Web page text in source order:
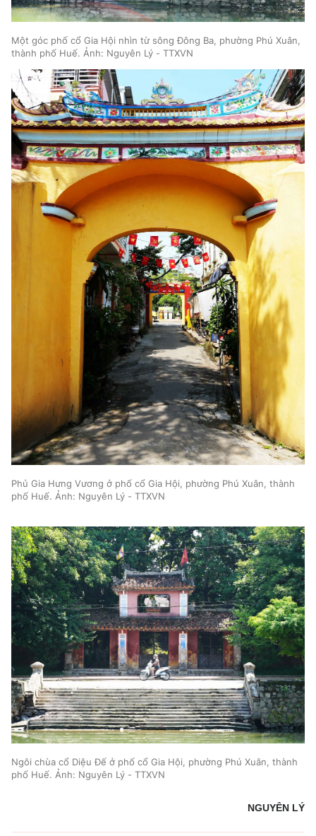
Một góc phố cổ Gia Hội nhìn từ sông Đông Ba, phường Phú Xuân,
thành phố Huế. Ảnh: Nguyên Lý - TTXVN
Phủ Gia Hưng Vương ở phố cổ Gia Hội, phường Phú Xuân, thành
phố Huế. Ảnh: Nguyên Lý - TTXVN
Ngôi chùa cổ Diệu Đế ở phố cổ Gia Hội, phường Phú Xuân, thành
phố Huế. Ảnh: Nguyên Lý - TTXVN
NGUYÊN LÝ